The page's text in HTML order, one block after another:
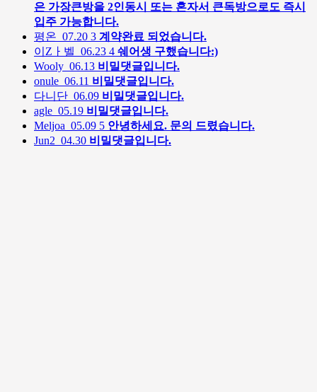
은 가장큰방을 2인동시 또는 혼자서 큰독방으로도 즉시
입주 가능합니다.
평온 07.20 3 계약완료 되었습니다.
이Zㅏ벨 06.23 4 쉐어생 구했습니다:)
Wooly 06.13 비밀댓글입니다.
onule 06.11 비밀댓글입니다.
다니단 06.09 비밀댓글입니다.
agle 05.19 비밀댓글입니다.
Meljoa 05.09 5 안녕하세요. 문의 드렸습니다.
Jun2 04.30 비밀댓글입니다.